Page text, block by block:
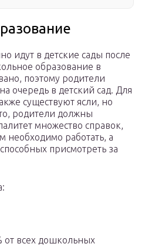
идут в детские сады после
образование в
поэтому родители
очередь в детский сад. Для
существуют ясли, но
родители должны
множество справок,
необходимо работать, а
присмотреть за
от всех дошкольных